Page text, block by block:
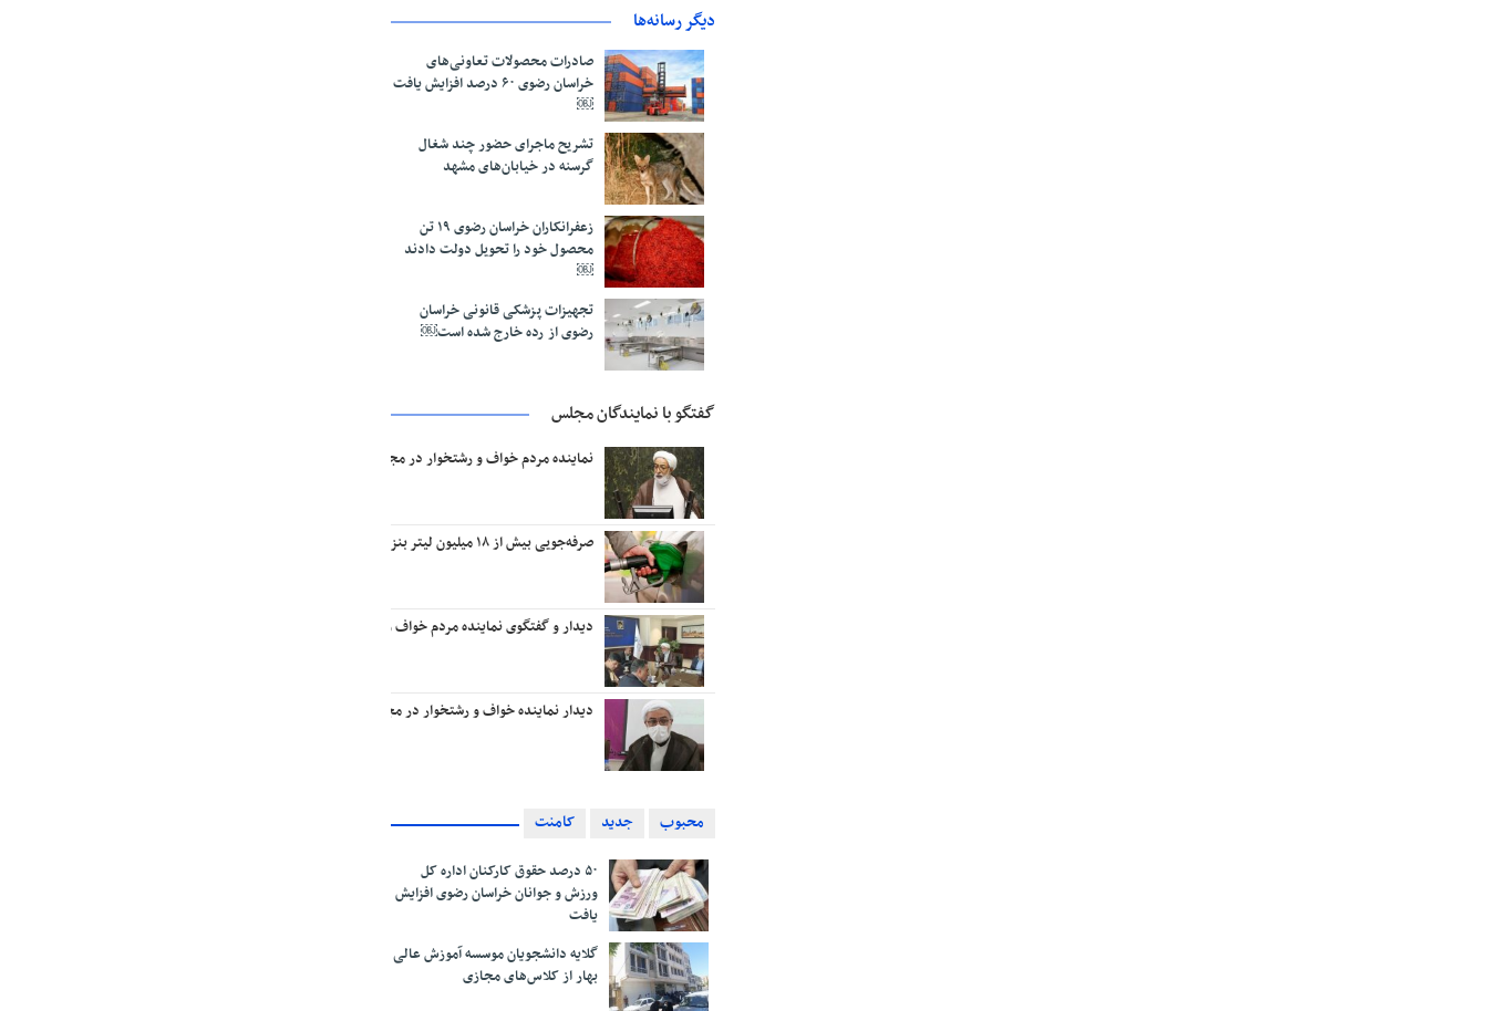
دیگر رسانه‌ها
صادرات محصولات تعاونی‌های
خراسان رضوی ۶۰ درصد افزایش یافت
￼
تشریح ماجرای حضور چند شغال
گرسنه در خیابان‌های مشهد
زعفرانکاران خراسان رضوی ۱۹ تن
محصول خود را تحویل دولت دادند
￼
تجهیزات پزشکی قانونی خراسان
رضوی از رده خارج شده است￼
گفتگو با نمایندگان مجلس
نماینده مردم خواف و رشتخوار در مجلس: تا وقتی متون درسی متحول نشود تحول در مجموعه‌های آموزشی
صرفه‌جویی بیش از ۱۸ میلیون لیتر بنزین در منطقه تربت‌حیدریه￼
دیدار و گفتگوی نماینده مردم خواف و رشتخوار در مجلس با وزیر راه و شهرسازی
دیدار نماینده خواف و رشتخوار در مجلس با وزیر میراث فرهنگی، گردشگری و صنایع‌دستی￼
محبوب جدید کامنت
۵۰ درصد حقوق کارکنان اداره کل
ورزش و جوانان خراسان رضوی افزایش
یافت
گلایه دانشجویان موسسه آموزش عالی
بهار از کلاس‌های مجازی